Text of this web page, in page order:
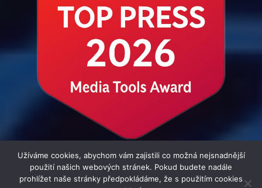
Užíváme cookies, abychom vám zajistili co možná nejsnadnější
použití našich webových stránek. Pokud budete nadále
prohlížet naše stránky předpokládáme, že s použitím cookies